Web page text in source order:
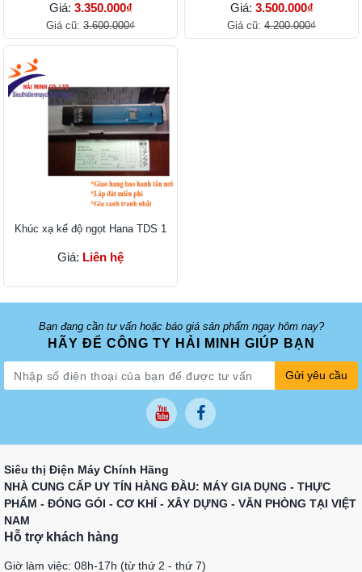
Giá: 3.350.000₫
Giá cũ: 3.600.000₫
Giá: 3.500.000₫
Giá cũ: 4.200.000₫
Khúc xạ kế độ ngọt Hana TDS 1
Giá: Liên hệ
Bạn đang cần tư vấn hoặc báo giá sản phẩm ngay hôm nay?
HÃY ĐỂ CÔNG TY HẢI MINH GIÚP BẠN
Gửi yêu cầu
Siêu thị Điện Máy Chính Hãng
NHÀ CUNG CẤP UY TÍN HÀNG ĐẦU: MÁY GIA DỤNG - THỰC
PHẨM - ĐÓNG GÓI - CƠ KHÍ - XÂY DỰNG - VĂN PHÒNG TẠI VIỆT
NAM
Hỗ trợ khách hàng
Giờ làm việc: 08h-17h (từ thứ 2 - thứ 7)